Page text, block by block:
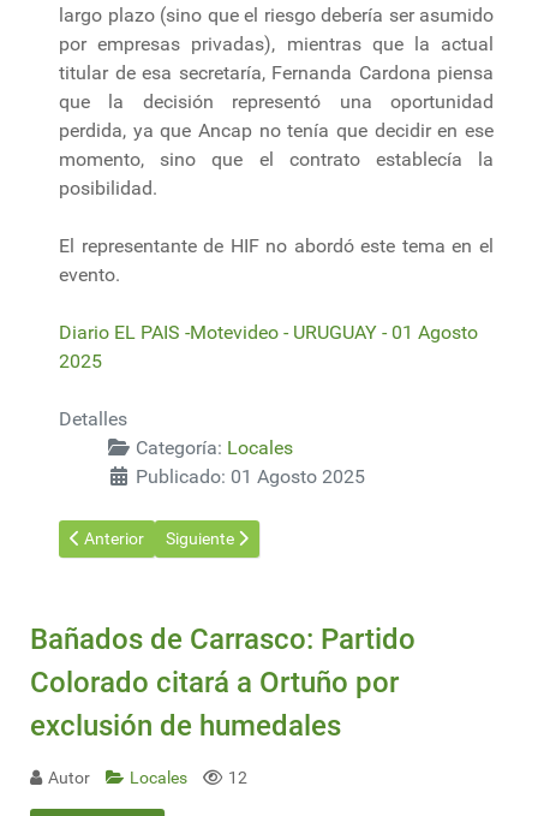
largo plazo (sino que el riesgo debería ser asumido
por empresas privadas), mientras que la actual
titular de esa secretaría, Fernanda Cardona piensa
que la decisión representó una oportunidad
perdida, ya que Ancap no tenía que decidir en ese
momento, sino que el contrato establecía la
posibilidad.
El representante de HIF no abordó este tema en el
evento.
Diario EL PAIS -Motevideo - URUGUAY - 01 Agosto
2025
Detalles
Categoría: Locales
Publicado: 01 Agosto 2025
Artículo anterior: Reviví el evento "Bicentenario: política,
Anterior Artículo siguiente: Orsi recorrió proyecto
Siguiente
Bañados de Carrasco: Partido
Colorado citará a Ortuño por
exclusión de humedales
Autor Locales 12